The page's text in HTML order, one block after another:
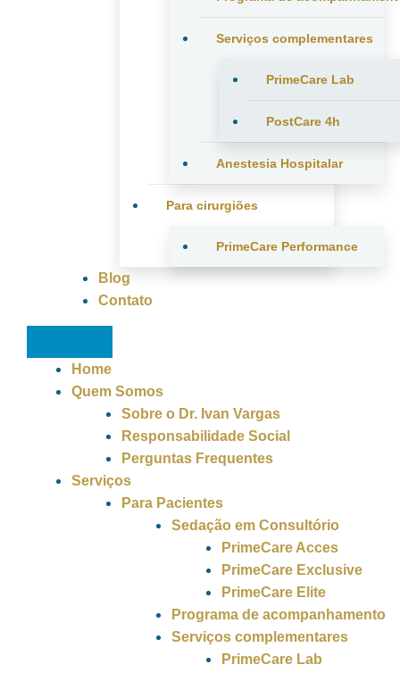
Serviços complementares
PrimeCare Lab
PostCare 4h
Anestesia Hospitalar
Para cirurgiões
PrimeCare Performance
Blog
Contato
Home
Quem Somos
Sobre o Dr. Ivan Vargas
Responsabilidade Social
Perguntas Frequentes
Serviços
Para Pacientes
Sedação em Consultório
PrimeCare Acces
PrimeCare Exclusive
PrimeCare Elite
Programa de acompanhamento
Serviços complementares
PrimeCare Lab